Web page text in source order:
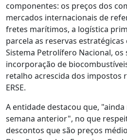
componentes: os preços dos
mercados internacionais de
fretes marítimos, a logística
parcela as reservas
Sistema Petrolífero Nacional, os
incorporação de
retalho acrescida dos impostos
ERSE.
A entidade destacou que,
semana anterior", no que
descontos que são preços